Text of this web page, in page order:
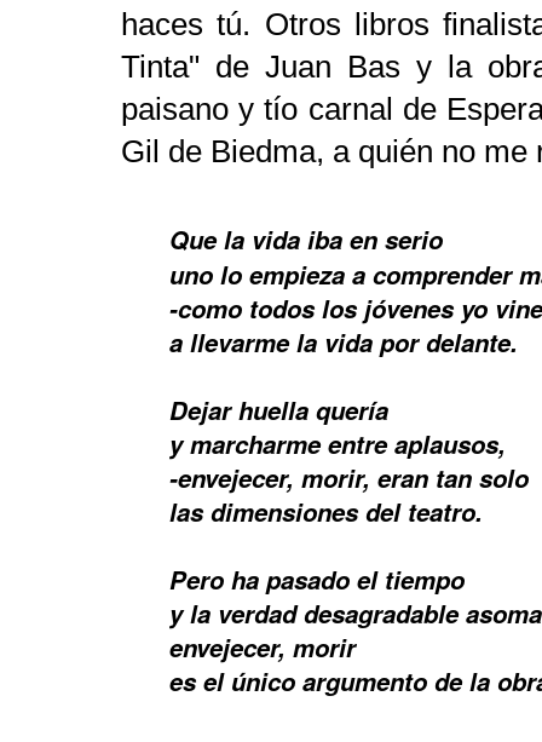
haces tú. Otros libros
Tinta" de Juan Bas y la
paisano y tío carnal de
Gil de Biedma, a quién no me
Que la vida iba en serio
uno lo empieza a comprender
-como todos los jóvenes yo vine
a llevarme la vida por delante.
Dejar huella quería
y marcharme entre aplausos,
-envejecer, morir, eran tan solo
las dimensiones del teatro.
Pero ha pasado el tiempo
y la verdad desagradable
envejecer, morir
es el único argumento de la